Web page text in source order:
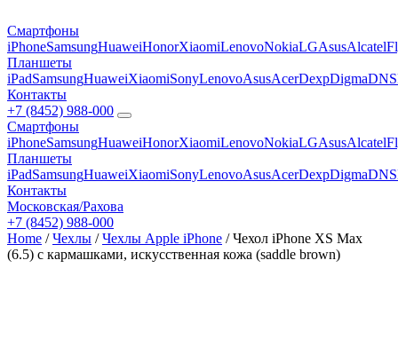
Смартфоны
iPhoneSamsungHuaweiHonorXiaomiLenovoNokiaLGAsusAlcatel
Планшеты
iPadSamsungHuaweiXiaomiSonyLenovoAsusAcerDexpDigmaDNS
Контакты
+7 (8452) 988-000
Смартфоны
iPhoneSamsungHuaweiHonorXiaomiLenovoNokiaLGAsusAlcatel
Планшеты
iPadSamsungHuaweiXiaomiSonyLenovoAsusAcerDexpDigmaDNS
Контакты
Московская/Рахова
+7 (8452) 988-000
Home /Чехлы /Чехлы Apple iPhone / Чехол iPhone XS Max
(6.5) с кармашками, искусственная кожа (saddle brown)